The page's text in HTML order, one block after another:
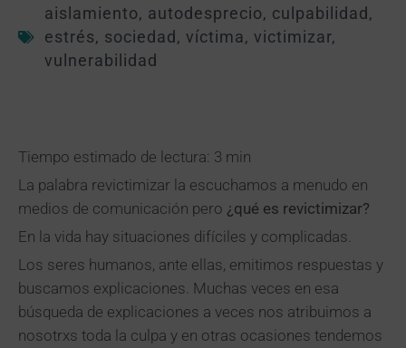
aislamiento, autodesprecio, culpabilidad,
estrés, sociedad, víctima, victimizar,
vulnerabilidad
Tiempo estimado de lectura: 3 min
La palabra revictimizar la escuchamos a menudo en
medios de comunicación pero ¿qué es revictimizar?
En la vida hay situaciones difíciles y complicadas.
Los seres humanos, ante ellas, emitimos respuestas y
buscamos explicaciones. Muchas veces en esa
búsqueda de explicaciones a veces nos atribuimos a
nosotrxs toda la culpa y en otras ocasiones tendemos